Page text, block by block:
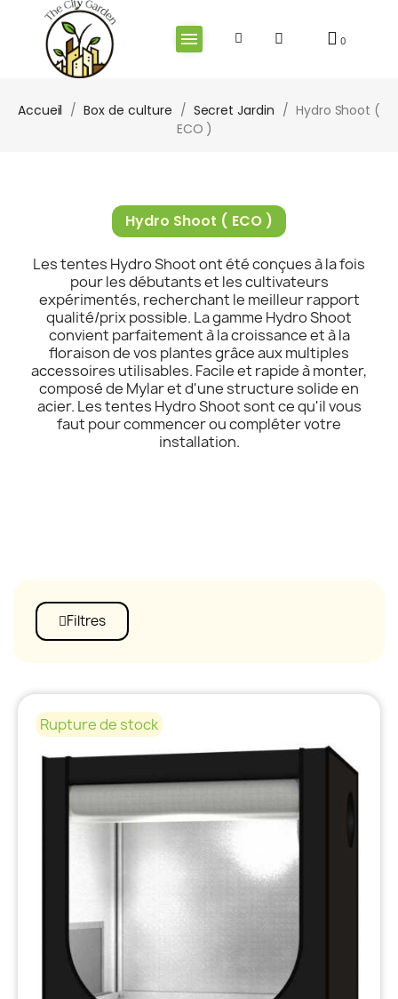
Accueil Box de culture Secret Jardin
Hydro Shoot (
ECO )
Hydro Shoot ( ECO )
Les tentes Hydro Shoot ont été conçues à la fois
pour les débutants et les cultivateurs
expérimentés, recherchant le meilleur rapport
qualité/prix possible. La gamme Hydro Shoot
convient parfaitement à la croissance et à la
floraison de vos plantes grâce aux multiples
accessoires utilisables. Facile et rapide à monter,
composé de Mylar et d'une structure solide en
acier. Les tentes Hydro Shoot sont ce qu'il vous
faut pour commencer ou compléter votre
installation.
Filtres
Rupture de stock